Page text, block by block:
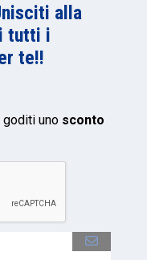
alla
tutti i
te!!
goditi uno sconto